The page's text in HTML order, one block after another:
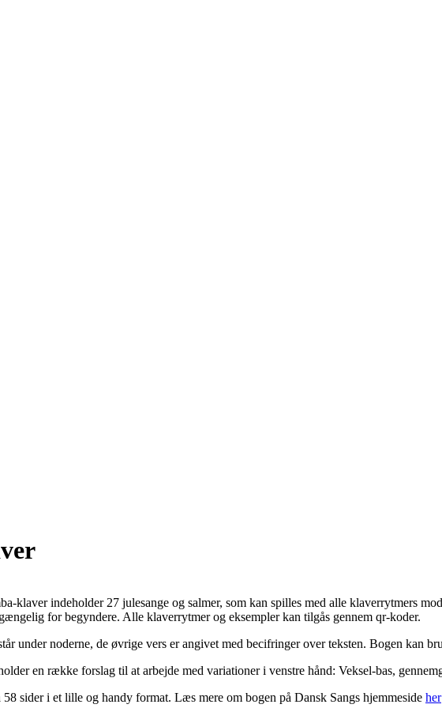
klaver indeholder 27 julesange og salmer, som kan spilles med alle klaverrytmers
for begyndere. Alle klaverrytmer og eksempler kan tilgås gennem qr-koder.
under noderne, de øvrige vers er angivet med becifringer over teksten. Bogen kan
en række forslag til at arbejde med variationer i venstre hånd: Veksel-bas,
58 sider i et lille og handy format. Læs mere om bogen på Dansk Sangs hjemmeside her